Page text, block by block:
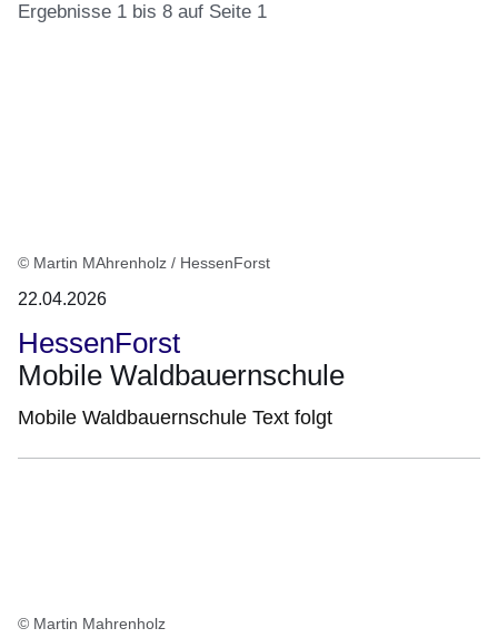
Ergebnisse 1 bis 8 auf Seite 1
© Martin MAhrenholz / HessenForst
22.04.2026
HessenForst
Mobile Waldbauernschule
Mobile Waldbauernschule Text folgt
© Martin Mahrenholz